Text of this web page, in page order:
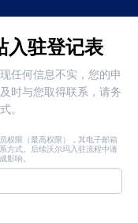
入驻登记表
任何信息不实，您的申
时与您取得联系，请务
。
权限（最高权限），其电子邮箱
方式。后续沃尔玛入驻流程中请
影响。